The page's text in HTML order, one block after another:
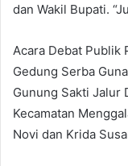
dan Wakil Bupati.
Acara Debat Publik
Gedung Serba
Gunung Sakti Jalur
Kecamatan
Novi dan Krida